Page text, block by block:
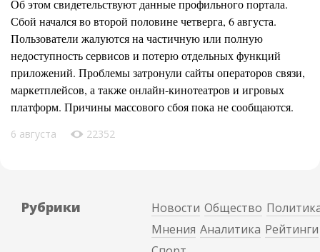
Об этом свидетельствуют данные профильного портала.
Сбой начался во второй половине четверга, 6 августа.
Пользователи жалуются на частичную или полную
недоступность сервисов и потерю отдельных функций
приложений. Проблемы затронули сайты операторов связи,
маркетплейсов, а также онлайн-кинотеатров и игровых
платформ. Причины массового сбоя пока не сообщаются.
6 августа 22352
Рубрики Новости Общество
Мнения Аналитика Рейтинги